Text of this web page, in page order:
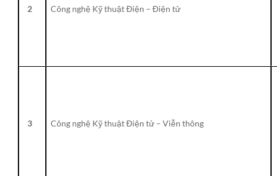
2 Công nghệ Kỹ thuật Điện – Điện tử
3 Công nghệ Kỹ thuật Điện tử – Viễn thông